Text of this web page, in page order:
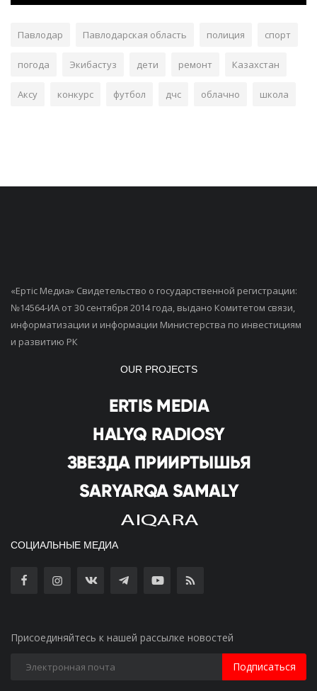
Павлодар Павлодарская область полиция спорт
погода Экибастуз дети ремонт Казахстан
Аксу конкурс футбол дчс облачно школа
«Ертiс Медиа» Свидетельство о государственной регистрации:
№14564-ИА от 30 сентября 2014 года, выдано Комитетом связи,
информатизации и информации Министерства по инвестициям
и развитию РК
OUR PROJECTS
СОЦИАЛЬНЫЕ МЕДИА
Присоединяйтесь к нашей рассылке новостей
Подписаться